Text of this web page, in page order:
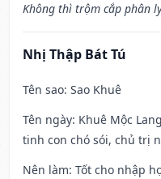
Không thì trộm cắp phân
Nhị Thập Bát Tú
Tên sao: Sao Khuê
Tên ngày: Khuê Mộc
tinh con chó sói, chủ trị
Nên làm: Tốt cho nhập